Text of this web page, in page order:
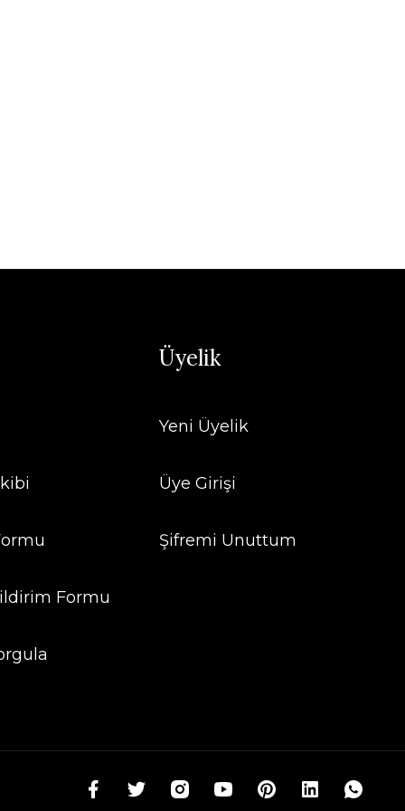
Formu
Üyelik
Yeni Üyelik
Üye Girişi
Şifremi Unuttum